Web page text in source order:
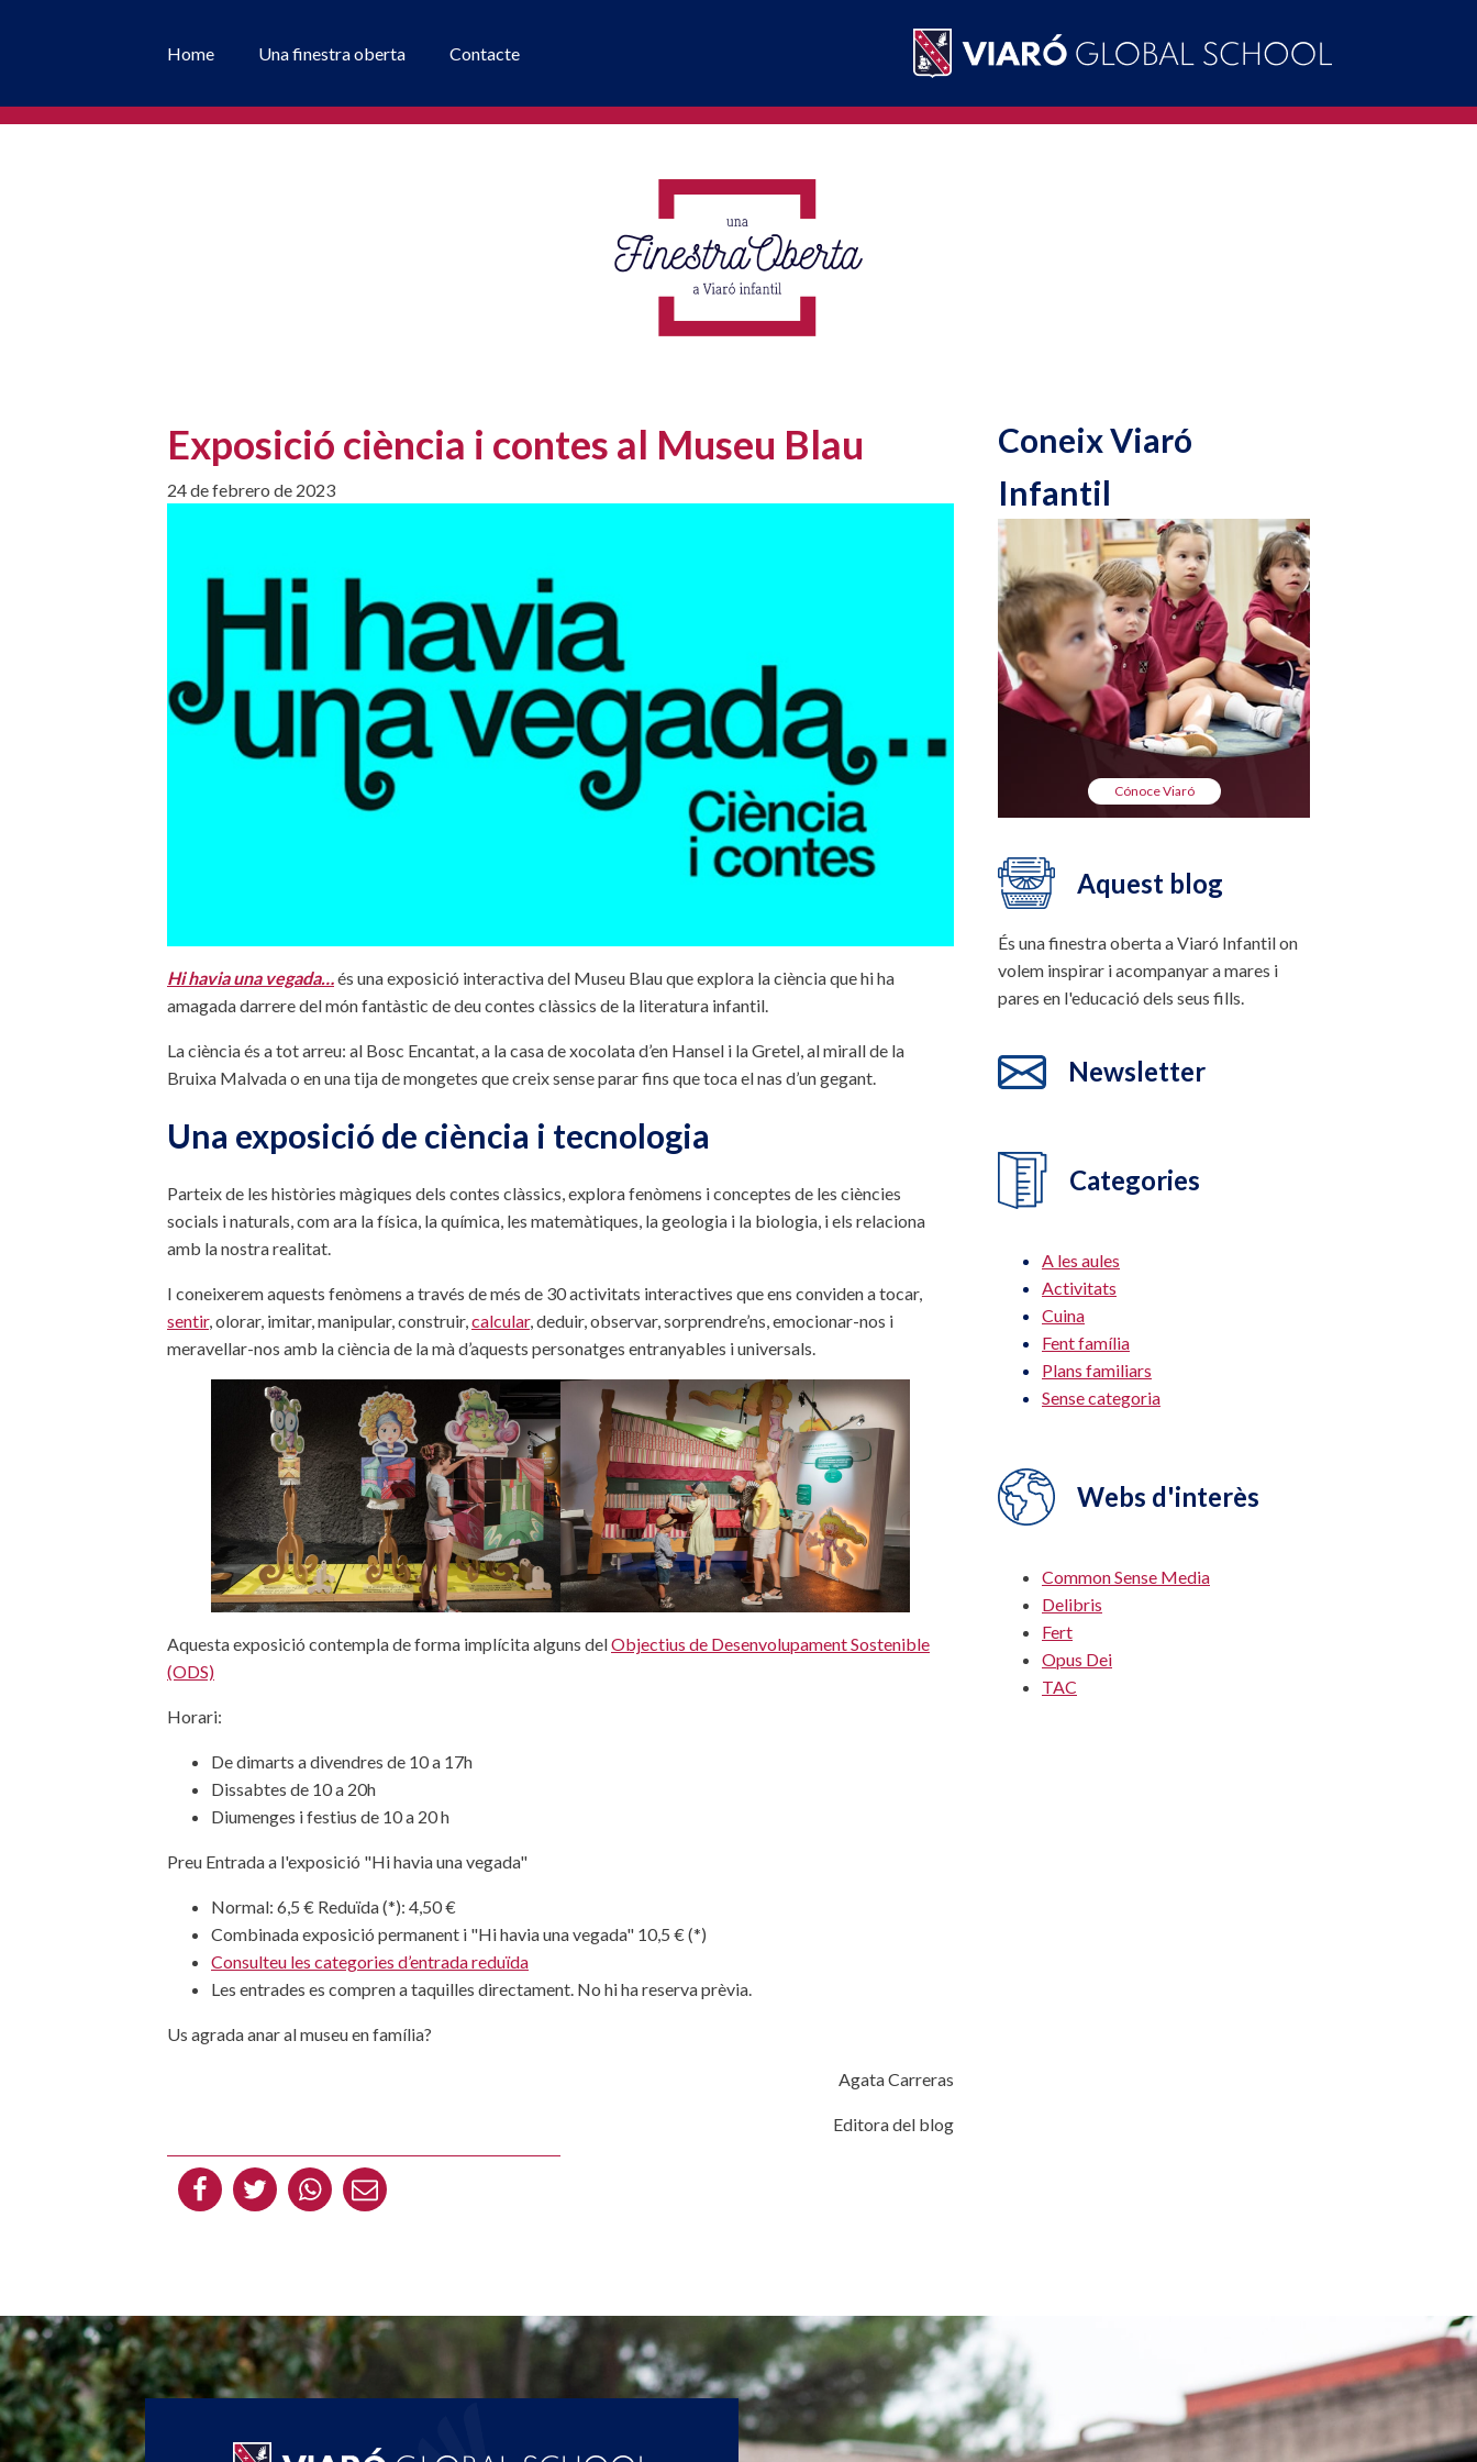
Home Una finestra oberta Contacte
Exposició ciència i contes al Museu Blau
24 de febrero de 2023
Hi havia una vegada…és una exposició interactiva del Museu Blau que explora la ciència que hi ha
amagada darrere del món fantàstic de deu contes clàssics de la literatura infantil.
La ciència és a tot arreu: al Bosc Encantat, a la casa de xocolata d’en Hansel i la Gretel, al mirall de la
Bruixa Malvada o en una tija de mongetes que creix sense parar fins que toca el nas d’un gegant.
Una exposició de ciència i tecnologia
Parteix de les històries màgiques dels contes clàssics, explora fenòmens i conceptes de les ciències
socials i naturals, com ara la física, la química, les matemàtiques, la geologia i la biologia, i els relaciona
amb la nostra realitat.
I coneixerem aquests fenòmens a través de més de 30 activitats interactives que ens conviden a tocar,
sentir, olorar, imitar, manipular, construir,calcular, deduir, observar, sorprendre’ns, emocionar-nos i
meravellar-nos amb la ciència de la mà d’aquests personatges entranyables i universals.
Aquesta exposició contempla de forma implícita alguns delObjectius de Desenvolupament Sostenible
(ODS)
Horari:
De dimarts a divendres de 10 a 17h
Dissabtes de 10 a 20h
Diumenges i festius de 10 a 20 h
Preu Entrada a l'exposició "Hi havia una vegada"
Normal: 6,5 € Reduïda (*): 4,50 €
Combinada exposició permanent i "Hi havia una vegada" 10,5 € (*)
Consulteu les categories d’entrada reduïda
Les entrades es compren a taquilles directament. No hi ha reserva prèvia.
Us agrada anar al museu en família?
Agata Carreras
Editora del blog
Coneix Viaró
Infantil
Cónoce Viaró
Aquest blog
És una finestra oberta a Viaró Infantil on
volem inspirar i acompanyar a mares i
pares en l'educació dels seus fills.
Newsletter
Categories
A les aules
Activitats
Cuina
Fent família
Plans familiars
Sense categoria
Webs d'interès
Common Sense Media
Delibris
Fert
Opus Dei
TAC